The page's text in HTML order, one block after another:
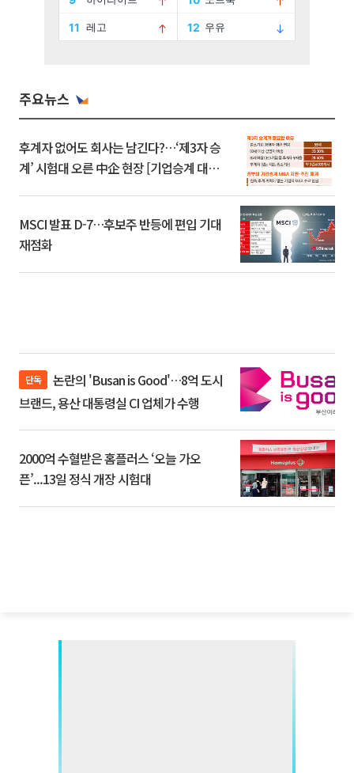
주요뉴스
후계자 없어도 회사는 남긴다?…‘제3자 승
계’ 시험대 오른 中企 현장 [기업승계 대전
MSCI 발표 D-7…후보주 반등에 편입 기대
재점화
단독
브랜드, 용산 대통령실 CI 업체가 수행
2000억 수혈받은 홈플러스 ‘오늘 가오
픈’...13일 정식 개장 시험대